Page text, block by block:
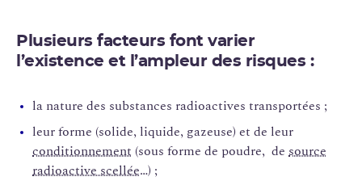
Plusieurs facteurs font varier
l’existence et l’ampleur des risques :
la nature des substances radioactives transportées ;
leur forme (solide, liquide, gazeuse) et de leur
conditionnement (sous forme de poudre, de source
radioactive scellée…) ;